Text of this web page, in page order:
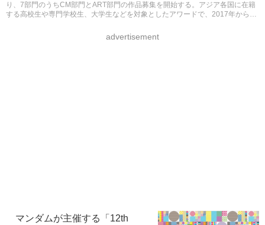
り、7部門のうちCM部門とART部門の作品募集を開始する。アジア各国に在籍
する高校生や専門学校生、大学生などを対象としたアワードで、2017年から
advertisement
マンダムが主催する「12th